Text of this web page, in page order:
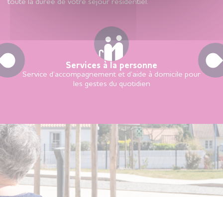
toute la durée de votre séjour résidentiel.
Services à la personne
Service d’accompagnement et d’aide à domicile pour
les gestes du quotidien